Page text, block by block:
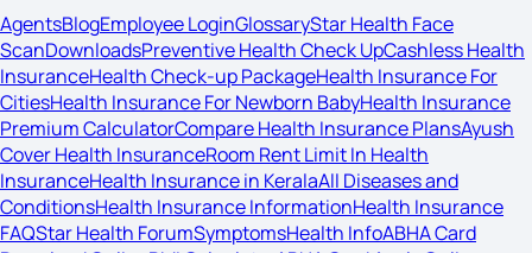
AgentsBlogEmployee LoginGlossaryStar Health Face
ScanDownloadsPreventive Health Check UpCashless Health
InsuranceHealth Check-up PackageHealth Insurance For
CitiesHealth Insurance For Newborn BabyHealth Insurance
Premium CalculatorCompare Health Insurance PlansAyush
Cover Health InsuranceRoom Rent Limit In Health
InsuranceHealth Insurance in KeralaAll Diseases and
ConditionsHealth Insurance InformationHealth Insurance
FAQStar Health ForumSymptomsHealth InfoABHA Card